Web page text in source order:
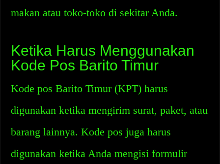
makan atau toko-toko di sekitar Anda.
Ketika Harus Menggunakan
Kode Pos Barito Timur
Kode pos Barito Timur (KPT) harus
digunakan ketika mengirim surat, paket, atau
barang lainnya. Kode pos juga harus
digunakan ketika Anda mengisi formulir